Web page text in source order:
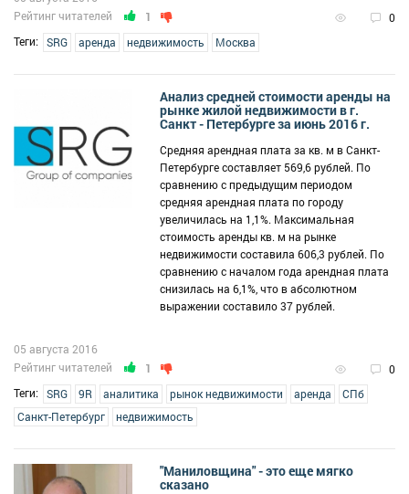
Рейтинг читателей 1 0
Теги: SRG аренда недвижимость Москва
Анализ средней стоимости аренды на
рынке жилой недвижимости в г.
Санкт - Петербурге за июнь 2016 г.
Средняя арендная плата за кв. м в Санкт-
Петербурге составляет 569,6 рублей. По
сравнению с предыдущим периодом
средняя арендная плата по городу
увеличилась на 1,1%. Максимальная
стоимость аренды кв. м на рынке
недвижимости составила 606,3 рублей. По
сравнению с началом года арендная плата
снизилась на 6,1%, что в абсолютном
выражении составило 37 рублей.
Рейтинг читателей 1 0
05 августа 2016
Теги: SRG 9R аналитика рынок недвижимости аренда
СПб
Санкт-Петербург
недвижимость
"Маниловщина" - это еще мягко
сказано